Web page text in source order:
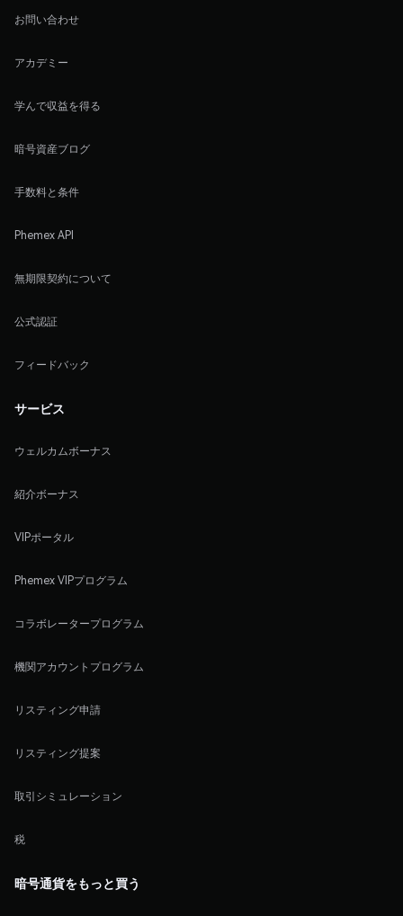
お問い合わせ
アカデミー
学んで収益を得る
暗号資産ブログ
手数料と条件
Phemex API
無期限契約について
公式認証
フィードバック
サービス
ウェルカムボーナス
紹介ボーナス
VIPポータル
Phemex VIPプログラム
コラボレータープログラム
機関アカウントプログラム
リスティング申請
リスティング提案
取引シミュレーション
税
暗号通貨をもっと買う